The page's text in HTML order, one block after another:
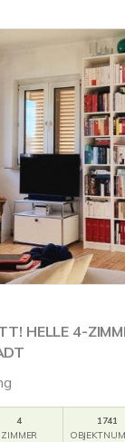
HELLE 4-
4
ZIMMER
1741